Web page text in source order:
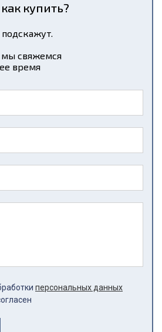
купить?
мы свяжемся
время
персональных данных